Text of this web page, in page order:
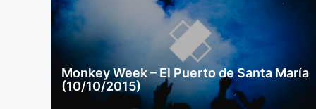
Monkey Week – El Puerto de Santa María
(10/10/2015)